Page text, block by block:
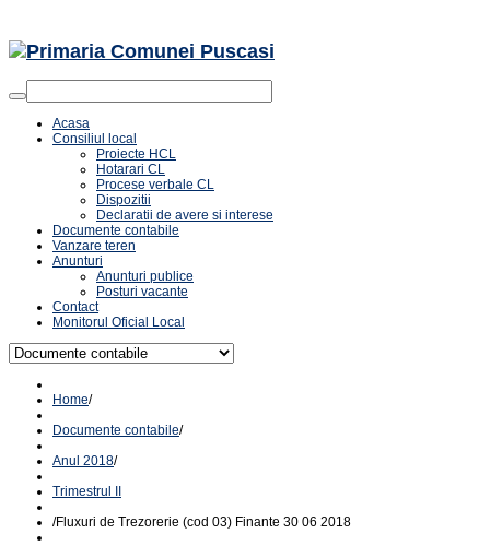
Acasa
Consiliul local
Proiecte HCL
Hotarari CL
Procese verbale CL
Dispozitii
Declaratii de avere si interese
Documente contabile
Vanzare teren
Anunturi
Anunturi publice
Posturi vacante
Contact
Monitorul Oficial Local
Home/
Documente contabile/
Anul 2018/
Trimestrul II
/Fluxuri de Trezorerie (cod 03) Finante 30 06 2018